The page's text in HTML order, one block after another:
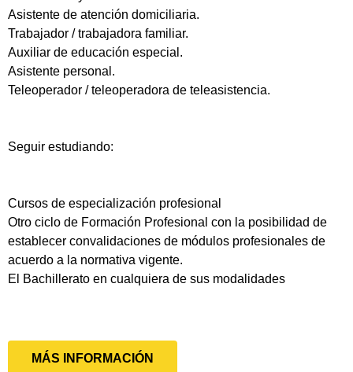
Asistente de atención domiciliaria.
Trabajador / trabajadora familiar.
Auxiliar de educación especial.
Asistente personal.
Teleoperador / teleoperadora de teleasistencia.
Seguir estudiando:
Cursos de especialización profesional
Otro ciclo de Formación Profesional con la posibilidad de
establecer convalidaciones de módulos profesionales de
acuerdo a la normativa vigente.
El Bachillerato en cualquiera de sus modalidades
MÁS INFORMACIÓN